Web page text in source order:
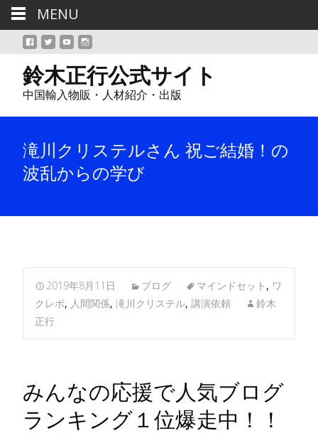
鈴木正行公式サイト
中国輸入物販・人材紹介・出版
滝川クリステルさん 祝ご結婚！の
波乱からの学び
2019年8月11日 ブログ マインドセット , ワ
クレボ, 人間関係, 滝川クリステル, 講演依頼
鈴木
正行
みんなの応援で人気ブログ
ランキング１位爆走中！！
MENU